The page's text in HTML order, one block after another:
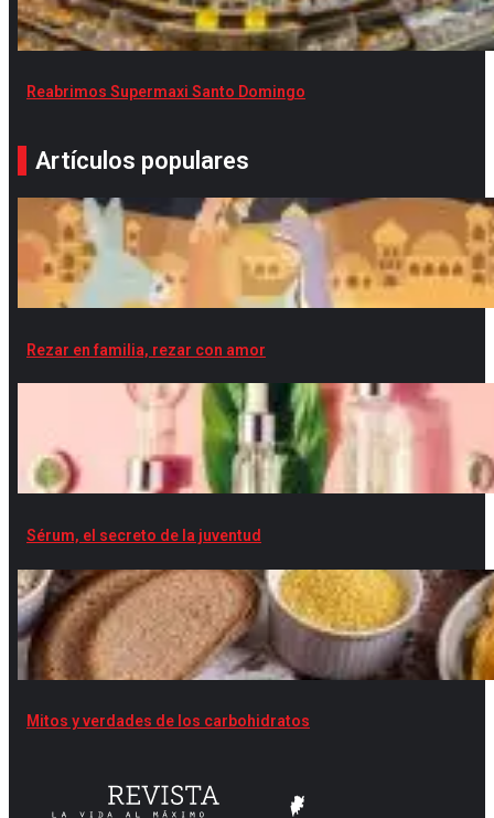
Reabrimos Supermaxi Santo Domingo
Artículos populares
Rezar en familia, rezar con amor
Sérum, el secreto de la juventud
Mitos y verdades de los carbohidratos